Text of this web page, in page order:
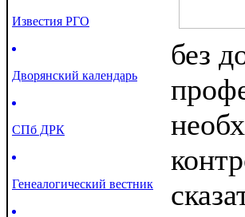
Известия РГО
Дворянский календарь
СПб ДРК
Генеалогический вестник
без